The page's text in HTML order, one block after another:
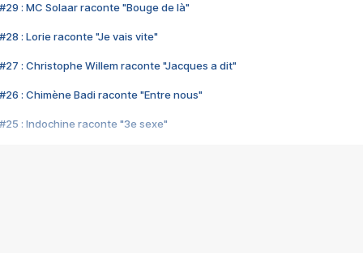
#29 : MC Solaar raconte "Bouge de là"
#28 : Lorie raconte "Je vais vite"
#27 : Christophe Willem raconte "Jacques a dit"
#26 : Chimène Badi raconte "Entre nous"
#25 : Indochine raconte "3e sexe"